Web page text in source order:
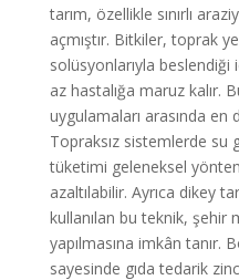
tarım, özellikle sınırlı
açmıştır. Bitkiler, toprak
solüsyonlarıyla beslendiği
az hastalığa maruz kalır.
uygulamaları arasında
Topraksız sistemlerde su
tüketimi geleneksel
azaltılabilir. Ayrıca dikey
kullanılan bu teknik, şehir
yapılmasına imkân tanır.
sayesinde gıda tedarik